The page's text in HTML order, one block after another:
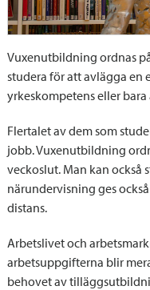
Vuxenutbildning ordnas
studera för att avlägga en
yrkeskompetens eller bara
Flertalet av dem som
jobb. Vuxenutbildning
veckoslut. Man kan också
närundervisning ges
distans.
Arbetslivet och
arbetsuppgifterna blir
behovet av